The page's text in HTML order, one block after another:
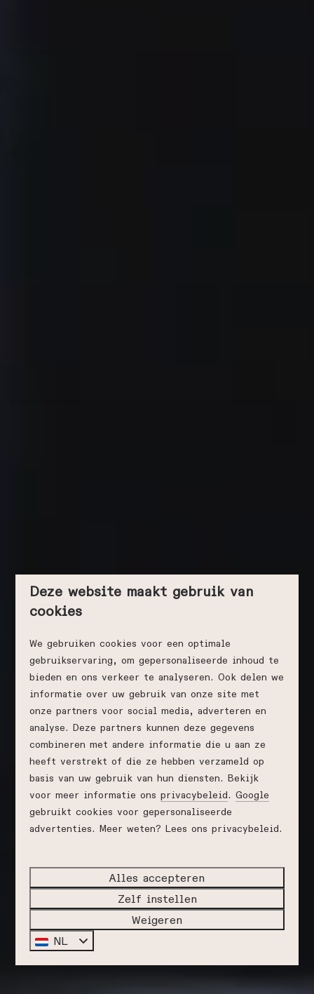
Deze website maakt gebruik van
cookies
We gebruiken cookies voor een optimale
gebruikservaring, om gepersonaliseerde inhoud te
bieden en ons verkeer te analyseren. Ook delen we
informatie over uw gebruik van onze site met
onze partners voor social media, adverteren en
analyse. Deze partners kunnen deze gegevens
combineren met andere informatie die u aan ze
heeft verstrekt of die ze hebben verzameld op
basis van uw gebruik van hun diensten. Bekijk
voor meer informatie onsprivacybeleid.Google
gebruikt cookies voor gepersonaliseerde
advertenties. Meer weten? Lees ons privacybeleid.
Alles accepteren
Zelf instellen
Weigeren
NL